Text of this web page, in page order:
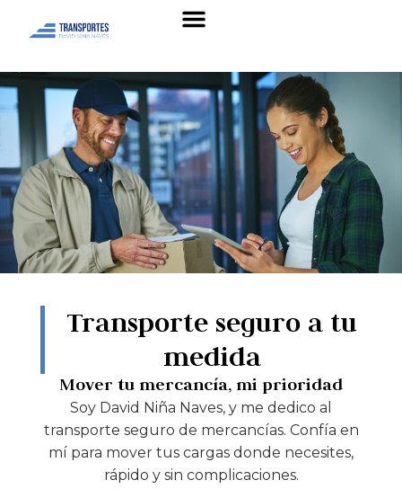
Transporte seguro a tu
medida
Mover tu mercancía, mi prioridad
Soy David Niña Naves, y me dedico al
transporte seguro de mercancías. Confía en
mí para mover tus cargas donde necesites,
rápido y sin complicaciones.